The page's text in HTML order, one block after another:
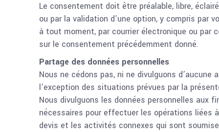
Le consentement doit être préalable, libre,
ou par la validation d’une option, y compris
à tout moment, par courrier électronique ou
sur le consentement précédemment donné.
Partage des données personnelles
Nous ne cédons pas, ni ne divulguons
l’exception des situations prévues par la
Nous divulguons les données personnelles
nécessaires pour effectuer les opérations liées
devis et les activités connexes qui sont